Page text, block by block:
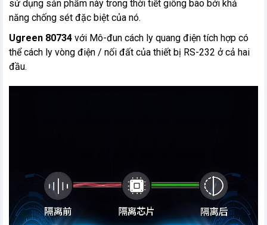
sử dụng sản phẩm này trong thời tiết giông bão bởi khả
năng chống sét đặc biệt của nó.
Ugreen 80734 với Mô-đun cách ly quang điện tích hợp có
thể cách ly vòng điện / nối đất của thiết bị RS-232 ở cả hai
đầu.